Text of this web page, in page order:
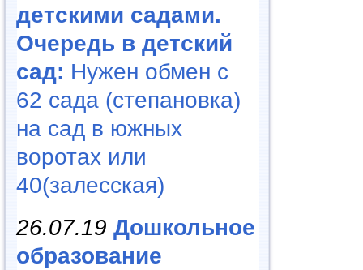
детскими садами.
Очередь в детский
сад: Нужен обмен с
62 сада (степановка)
на сад в южных
воротах или
40(залесская)
26.07.19 Дошкольное
образование